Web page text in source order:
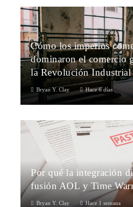
Cómo los imperios
dominaron el comercio
la Revolución Industrial
Bryan Y. Clay Hace 6 días
Por qué la integración
fusión AOL y Time
Bryan Y. Clay Hace 1 semana